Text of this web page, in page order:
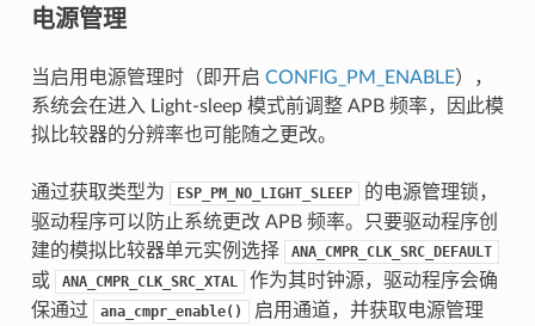
电源管理
当启用电源管理时（即开启 CONFIG_PM_ENABLE），
系统会在进入 Light-sleep 模式前调整 APB 频率，因此模
拟比较器的分辨率也可能随之更改。
通过获取类型为 ESP_PM_NO_LIGHT_SLEEP
的电源管理锁，
驱动程序可以防止系统更改 APB 频率。只要驱动程序创
建的模拟比较器单元实例选择
ANA_CMPR_CLK_SRC_DEFAULT
或 ANA_CMPR_CLK_SRC_XTAL
作为其时钟源，驱动程序会确
保通过
ana_cmpr_enable()
启用通道，并获取电源管理